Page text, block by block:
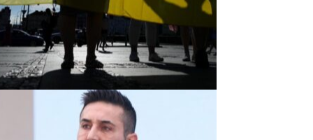
GBP : 6,1277 RON
+0,0041 ▲
Convertor valutar
»